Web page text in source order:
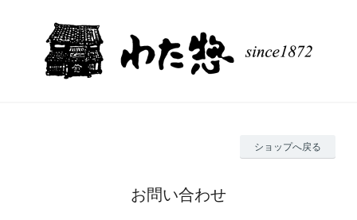
ショップへ戻る
お問い合わせ